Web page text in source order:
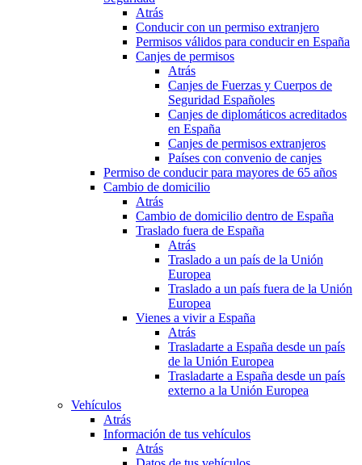
Atrás
Conducir con un permiso extranjero
Permisos válidos para conducir en España
Canjes de permisos
Atrás
Canjes de Fuerzas y Cuerpos de
Seguridad Españoles
Canjes de diplomáticos acreditados
en España
Canjes de permisos extranjeros
Países con convenio de canjes
Permiso de conducir para mayores de 65 años
Cambio de domicilio
Atrás
Cambio de domicilio dentro de España
Traslado fuera de España
Atrás
Traslado a un país de la Unión
Europea
Traslado a un país fuera de la Unión
Europea
Vienes a vivir a España
Atrás
Trasladarte a España desde un país
de la Unión Europea
Trasladarte a España desde un país
externo a la Unión Europea
Vehículos
Atrás
Información de tus vehículos
Atrás